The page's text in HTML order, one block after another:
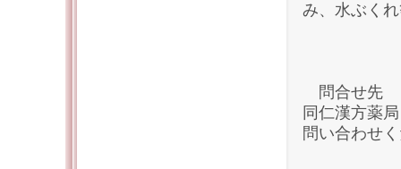
み、水ぶく
問合せ先
同仁漢方薬
問い合わせ